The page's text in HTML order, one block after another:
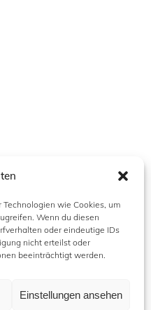
wie Cookies, um
Wenn du diesen
oder eindeutige IDs
nicht erteilst oder
beeinträchtigt werden.
Einstellungen ansehen